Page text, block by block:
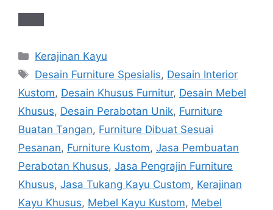
Categories
Kerajinan Kayu
Tags
Desain Furniture Spesialis, Desain Interior
Kustom, Desain Khusus Furnitur, Desain Mebel
Khusus, Desain Perabotan Unik, Furniture
Buatan Tangan, Furniture Dibuat Sesuai
Pesanan, Furniture Kustom, Jasa Pembuatan
Perabotan Khusus, Jasa Pengrajin Furniture
Khusus, Jasa Tukang Kayu Custom, Kerajinan
Kayu Khusus, Mebel Kayu Kustom, Mebel